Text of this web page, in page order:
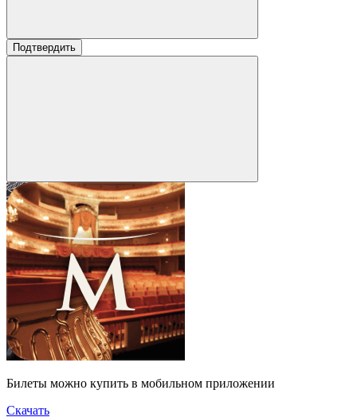
Подтвердить
Билеты можно купить в мобильном приложении
Скачать